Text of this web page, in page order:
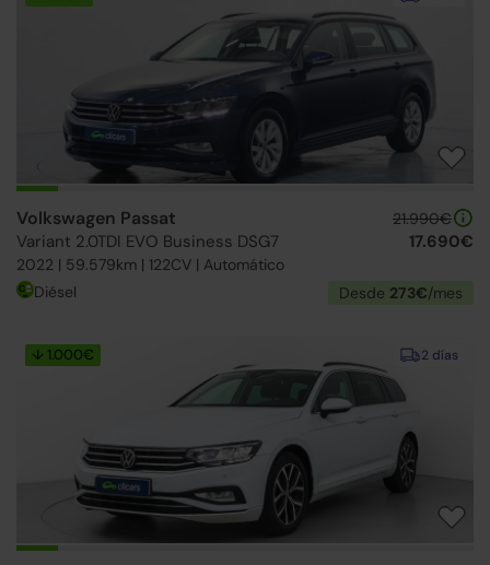
Volkswagen Passat
Variant 2.0TDI EVO Business DSG7
2022 | 59.579km | 122CV | Automático
21.990€
17.690€
Diésel Desde 273€/mes
2 días
↓ 1.000€